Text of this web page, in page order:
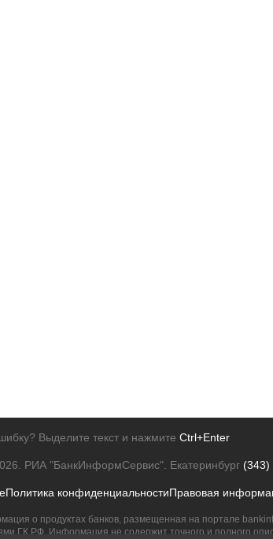
Выделите текст и нажмите Ctrl+Enter
РИА "БанкИнформСервис". Екатеринбург (343)
Политика конфиденциальностиПравовая
о продуктах банков, размещенная на портале
ГК РФ. Информация не содержит точного и полного